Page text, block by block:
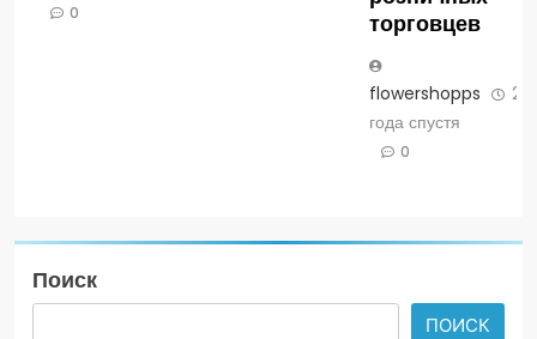
0
торговцев
flowershopps
2
года спустя
0
Поиск
ПОИСК